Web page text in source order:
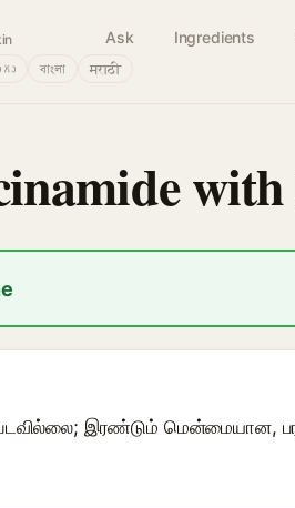
Ask Ingredients
বাংলা मराठी
இரண்டும் மென்மையான,